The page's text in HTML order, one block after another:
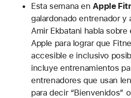
Esta semana en Apple
galardonado entrenador y
Amir Ekbatani habla
Apple para lograr que
accesible e inclusivo
incluye entrenamientos
entrenadores que usan
para decir “Bienvenidos”